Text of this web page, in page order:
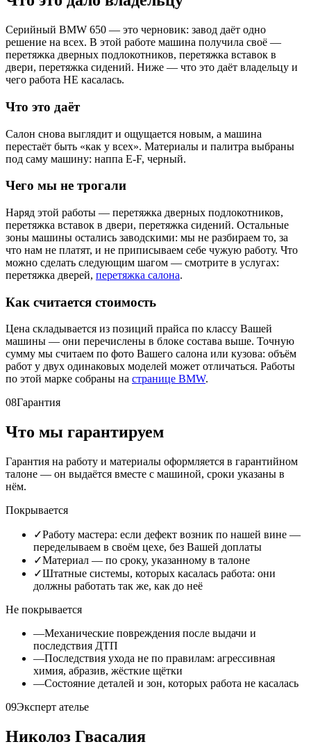
Серийный BMW 650 — это черновик: завод даёт одно
решение на всех. В этой работе машина получила своё —
перетяжка дверных подлокотников, перетяжка вставок в
двери, перетяжка сидений. Ниже — что это даёт владельцу и
чего работа НЕ касалась.
Что это даёт
Салон снова выглядит и ощущается новым, а машина
перестаёт быть «как у всех». Материалы и палитра выбраны
под саму машину: наппа E-F, черный.
Чего мы не трогали
Наряд этой работы — перетяжка дверных подлокотников,
перетяжка вставок в двери, перетяжка сидений. Остальные
зоны машины остались заводскими: мы не разбираем то, за
что нам не платят, и не приписываем себе чужую работу. Что
можно сделать следующим шагом — смотрите в услугах:
перетяжка дверей, перетяжка салона.
Как считается стоимость
Цена складывается из позиций прайса по классу Вашей
машины — они перечислены в блоке состава выше. Точную
сумму мы считаем по фото Вашего салона или кузова: объём
работ у двух одинаковых моделей может отличаться. Работы
по этой марке собраны на странице BMW.
08Гарантия
Что мы гарантируем
Гарантия на работу и материалы оформляется в гарантийном
талоне — он выдаётся вместе с машиной, сроки указаны в
нём.
Покрывается
✓Работу мастера: если дефект возник по нашей вине —
переделываем в своём цехе, без Вашей доплаты
✓Материал — по сроку, указанному в талоне
✓Штатные системы, которых касалась работа: они
должны работать так же, как до неё
Не покрывается
—Механические повреждения после выдачи и
последствия ДТП
—Последствия ухода не по правилам: агрессивная
химия, абразив, жёсткие щётки
—Состояние деталей и зон, которых работа не касалась
09Эксперт ателье
Николоз Гвасалия